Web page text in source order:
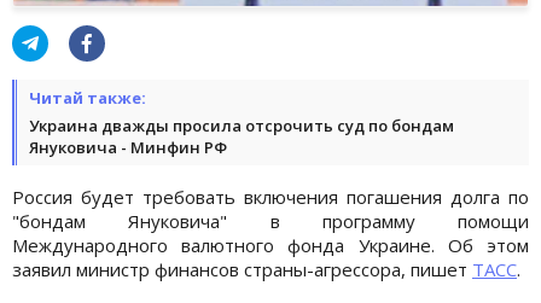
Читай также:
Украина дважды просила отсрочить суд по бондам
Януковича - Минфин РФ
Россия будет требовать включения погашения долга по
"бондам Януковича" в программу помощи
Международного валютного фонда Украине. Об этом
заявил министр финансов страны-агрессора, пишет ТАСС.